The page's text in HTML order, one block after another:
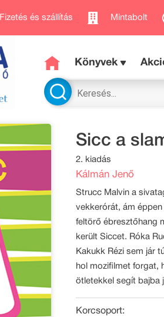
Fizetés és szállítás Mintabolt
Könyvek
Sicc a
2. kiadás
Kálmán Jenő
Strucc Malvin a
vekkerórát, ám
feltörő ébresztőhang
került Siccet. Róka
Kakukk Rézi sem jár
hol mozifilmet forgat,
ötletekkel segít bajba
Korcsoport: